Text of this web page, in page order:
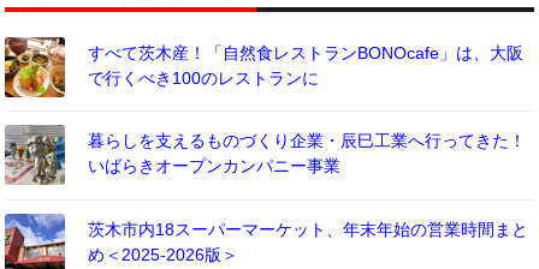
すべて茨木産！「自然食レストランBONOcafe」は、大阪
で行くべき100のレストランに
暮らしを支えるものづくり企業・辰巳工業へ行ってきた！
いばらきオープンカンパニー事業
茨木市内18スーパーマーケット、年末年始の営業時間まと
め＜2025-2026版＞